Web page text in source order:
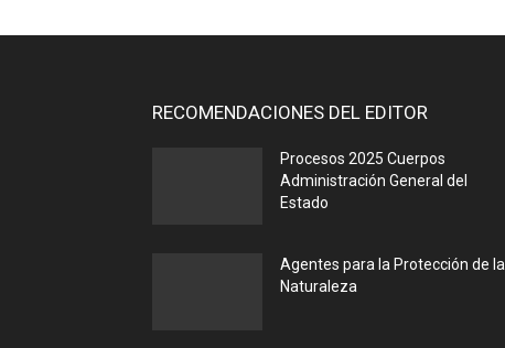
RECOMENDACIONES DEL EDITOR
Procesos 2025 Cuerpos
Administración General del
Estado
Agentes para la Protección de la
Naturaleza